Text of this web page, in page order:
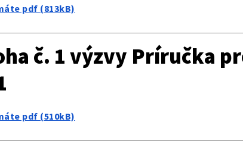
pdf (813kB)
č. 1 výzvy Príručka
pdf (510kB)